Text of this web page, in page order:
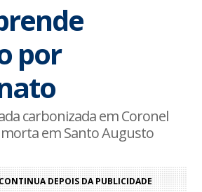
por
carbonizada em Coronel
morta em Santo Augusto
DEPOIS DA PUBLICIDADE